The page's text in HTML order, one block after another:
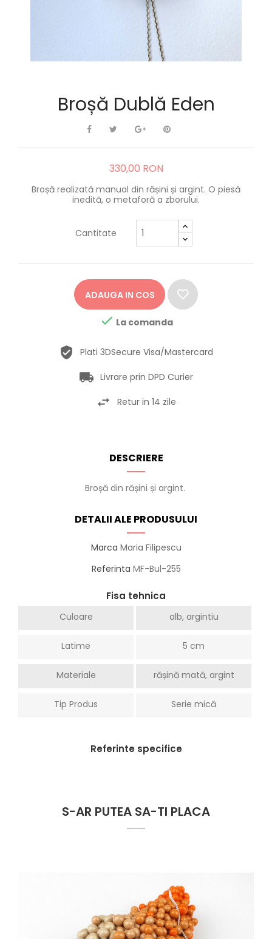
Broșă Dublă Eden
330,00 RON
Broșă realizată manual din rășini și argint. O piesă
inedită, o metaforă a zborului.
Cantitate
ADAUGA IN COS
 La comanda
Plati 3DSecure Visa/Mastercard
Livrare prin DPD Curier
Retur in 14 zile
DESCRIERE
Broșă din rășini și argint.
DETALII ALE PRODUSULUI
Marca Maria Filipescu
Referinta MF-Bul-255
Fisa tehnica
Culoare alb, argintiu
Latime 5 cm
Materiale rășină mată, argint
Tip Produs Serie mică
Referinte specifice
S-AR PUTEA SA-TI PLACA